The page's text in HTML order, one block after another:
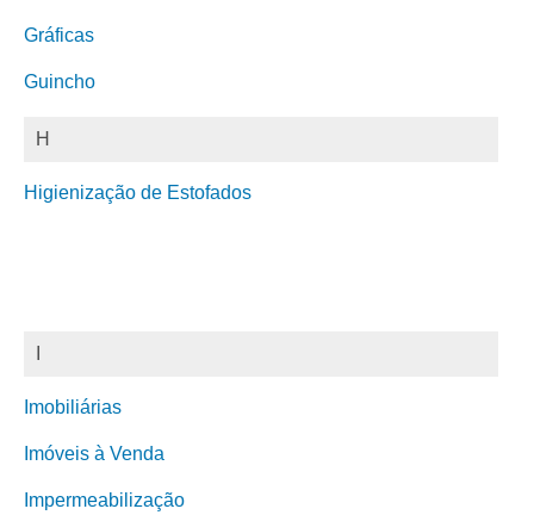
Gráficas
Guincho
H
Higienização de Estofados
Imobiliárias
Imóveis à Venda
Impermeabilização